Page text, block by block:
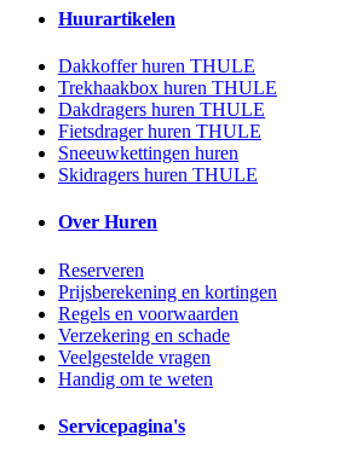
Huurartikelen
Dakkoffer huren THULE
Trekhaakbox huren THULE
Dakdragers huren THULE
Fietsdrager huren THULE
Sneeuwkettingen huren
Skidragers huren THULE
Over Huren
Reserveren
Prijsberekening en kortingen
Regels en voorwaarden
Verzekering en schade
Veelgestelde vragen
Handig om te weten
Servicepagina's